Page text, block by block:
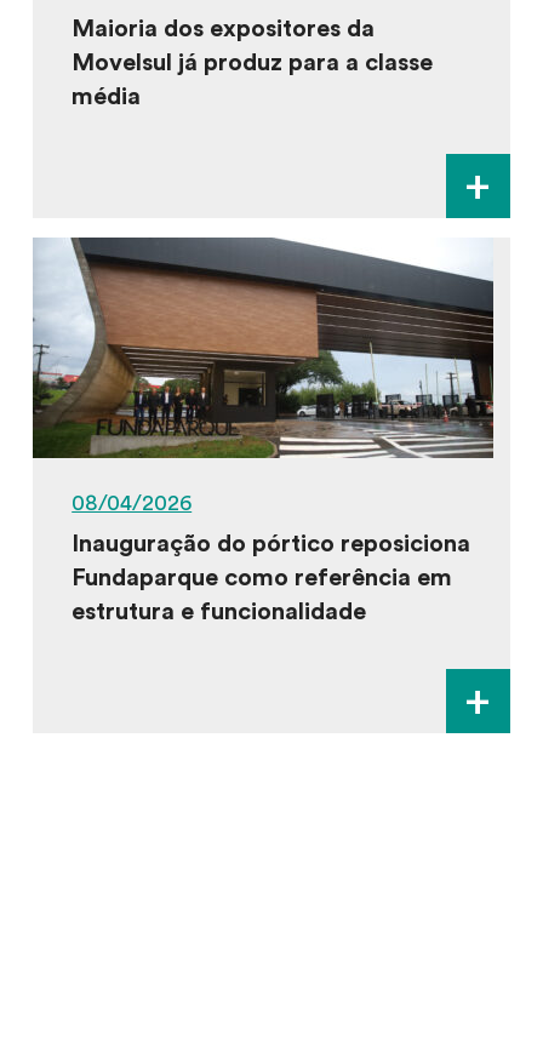
Maioria dos expositores da
Movelsul já produz para a classe
média
+
08/04/2026
Inauguração do pórtico reposiciona
Fundaparque como referência em
estrutura e funcionalidade
+